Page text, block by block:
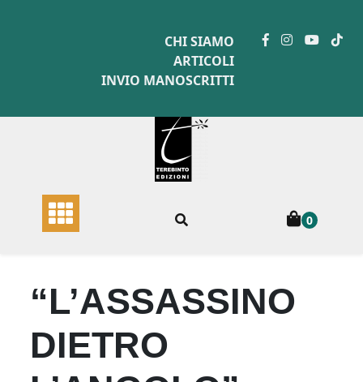
CHI SIAMO
ARTICOLI
INVIO MANOSCRITTI
0
“L’ASSASSINO
DIETRO